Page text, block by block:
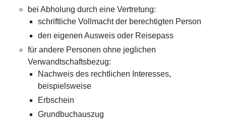
bei Abholung durch eine Vertretung:
schriftliche Vollmacht der berechtigten Person
den eigenen Ausweis oder Reisepass
für andere Personen ohne jeglichen
Verwandtschaftsbezug:
Nachweis des rechtlichen Interesses,
beispielsweise
Erbschein
Grundbuchauszug